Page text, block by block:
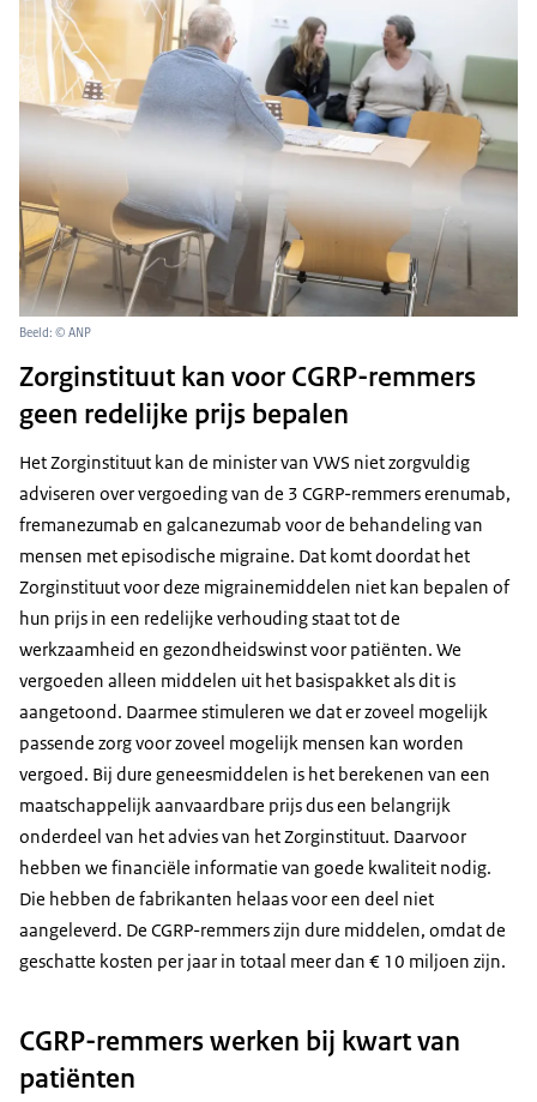
Beeld: © ANP
Zorginstituut kan voor CGRP-remmers
geen redelijke prijs bepalen
Het Zorginstituut kan de minister van VWS niet zorgvuldig
adviseren over vergoeding van de 3 CGRP-remmers erenumab,
fremanezumab en galcanezumab voor de behandeling van
mensen met episodische migraine. Dat komt doordat het
Zorginstituut voor deze migrainemiddelen niet kan bepalen of
hun prijs in een redelijke verhouding staat tot de
werkzaamheid en gezondheidswinst voor patiënten. We
vergoeden alleen middelen uit het basispakket als dit is
aangetoond. Daarmee stimuleren we dat er zoveel mogelijk
passende zorg voor zoveel mogelijk mensen kan worden
vergoed. Bij dure geneesmiddelen is het berekenen van een
maatschappelijk aanvaardbare prijs dus een belangrijk
onderdeel van het advies van het Zorginstituut. Daarvoor
hebben we financiële informatie van goede kwaliteit nodig.
Die hebben de fabrikanten helaas voor een deel niet
aangeleverd. De CGRP-remmers zijn dure middelen, omdat de
geschatte kosten per jaar in totaal meer dan € 10 miljoen zijn.
CGRP-remmers werken bij kwart van
patiënten